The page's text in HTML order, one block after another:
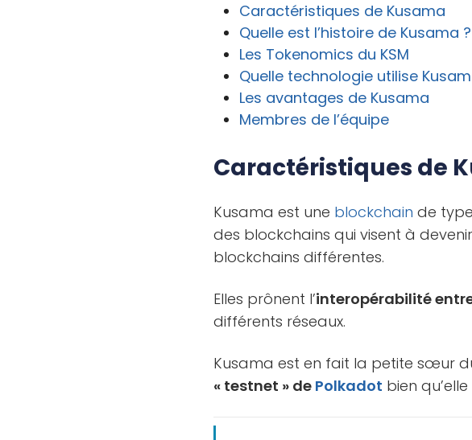
Caractéristiques de Kusama
Quelle est l’histoire de Kusama ?
Les Tokenomics du KSM
Quelle technologie utilise
Les avantages de Kusama
Membres de l’équipe
Caractéristiques de
Kusama est une blockchain de type
des blockchains qui visent à
blockchains différentes.
Elles prônent l’interopérabilité
différents réseaux.
Kusama est en fait la petite sœur
« testnet » de Polkadot bien